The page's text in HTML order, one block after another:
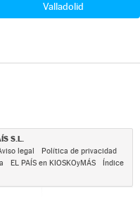
Valladolid
S.L.
legal
Política de privacidad
EL PAÍS en KIOSKOyMÁS
Índice